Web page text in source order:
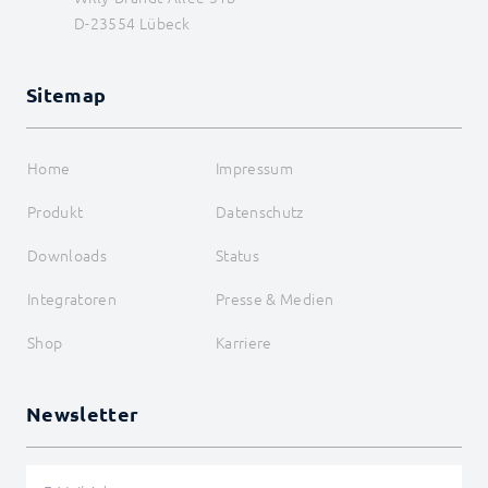
Weishaupt
WinLIRC
XBee
Zevvy
Energie
Sprachassistenten
Kern Instanzen
Datensicherung
ENTWICKLERBEREICH
D-23554 Lübeck
Sitemap
Home
Impressum
Produkt
Datenschutz
Downloads
Status
Integratoren
Presse & Medien
Shop
Karriere
Newsletter